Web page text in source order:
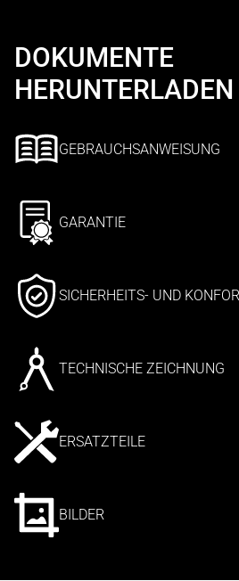
DOKUMENTE
HERUNTERLADEN
GEBRAUCHSANWEISUNG
GARANTIE
SICHERHEITS- UND
TECHNISCHE ZEICHNUNG
ERSATZTEILE
BILDER